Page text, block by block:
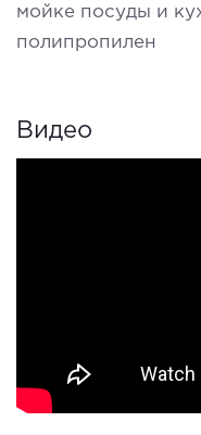
мойке посуды и
полипропилен
Видео